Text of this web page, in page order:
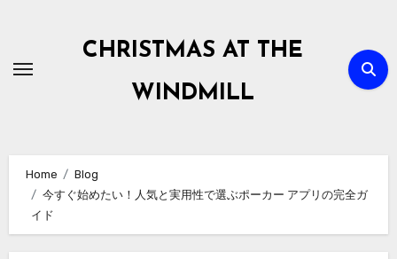
content
CHRISTMAS AT THE
WINDMILL
Home
Blog
今すぐ始めたい！人気と実用性で選ぶポーカー アプリの完全ガ
イド